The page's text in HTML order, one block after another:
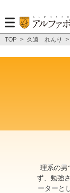
TOP > 久遠 れんり >
理系の男
ず、勉強
ーターと